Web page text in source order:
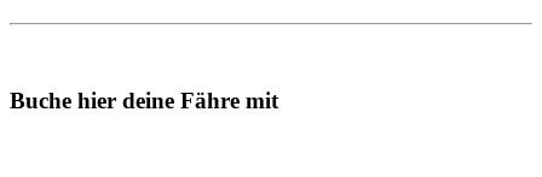
Buche hier deine Fähre mit